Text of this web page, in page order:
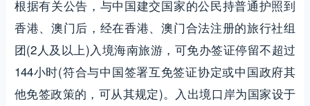
根据有关公告，与中国建交国家的公民持普通护照到
香港、澳门后，经在香港、澳门合法注册的旅行社组
团(2人及以上)入境海南旅游，可免办签证停留不超过
144小时(符合与中国签署互免签证协定或中国政府其
他免签政策的，可从其规定)。入出境口岸为国家设于